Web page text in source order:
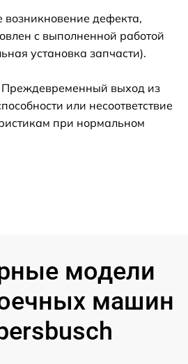
возникновение дефекта,
с выполненной работой
установка запчасти).
выход из
или несоответствие
при нормальном
модели
машин